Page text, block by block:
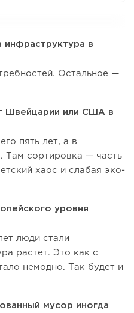
инфраструктура в
Остальное —
Швейцарии или США в
пять лет, а в
Там сортировка — часть
хаос и слабая эко-
уровня
люди стали
растет. Это как с
немодно. Так будет и
мусор иногда